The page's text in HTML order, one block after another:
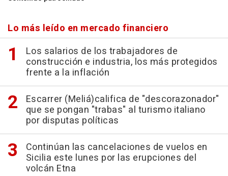
Lo más leído en mercado financiero
Los salarios de los trabajadores de
construcción e industria, los más protegidos
frente a la inflación
Escarrer (Meliá)califica de "descorazonador"
que se pongan "trabas" al turismo italiano
por disputas políticas
Continúan las cancelaciones de vuelos en
Sicilia este lunes por las erupciones del
volcán Etna